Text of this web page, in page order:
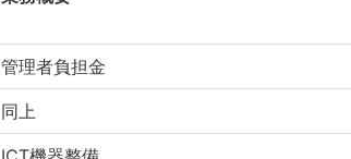
管理者負担金
同上